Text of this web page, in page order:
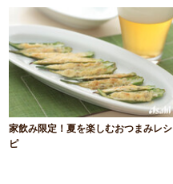
家飲み限定！夏を楽しむおつまみレシ
ピ